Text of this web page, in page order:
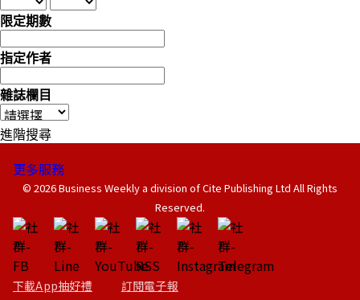
限定期數
指定作者
雜誌欄目
進階搜尋
更多服務
© 2026 Business Weekly a division of Cite Publishing Ltd All Rights
Reserved.
下載App抽好禮 訂閱電子報